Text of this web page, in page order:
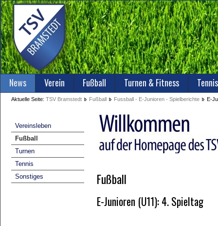
News Verein Fußball Turnen & Fitness Tennis
Aktuelle Seite: TSV Bramstedt Fußball Fussball - E-Junioren - Spielberichte E-
Vereinsleben
Fußball
Turnen
Tennis
Sonstiges
Fußball
E-Junioren (U11): 4. Spieltag